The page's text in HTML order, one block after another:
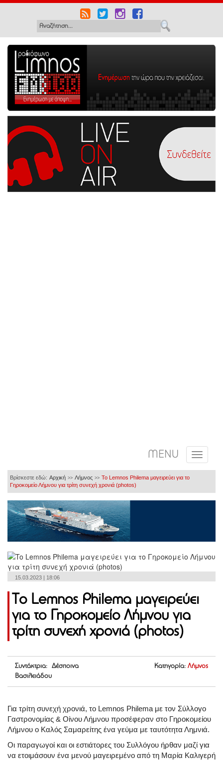
MENU
Βρίσκεστε εδώ: Αρχική >> Λήμνος >> To Lemnos Philema μαγειρεύει για το
Γηροκομείο Λήμνου για τρίτη συνεχή χρονιά (photos)
15.03.2023 | 18:06
To Lemnos Philema μαγειρεύει
για το Γηροκομείο Λήμνου για
τρίτη συνεχή χρονιά (photos)
Συντάκτρια: Δέσποινα
Βασιλειάδου
Κατηγορία: Λήμνος
Για τρίτη συνεχή χρονιά, τo Lemnos Philema με τον Σύλλογο
Γαστρονομίας & Οίνου Λήμνου προσέφεραν στο Γηροκομείου
Λήμνου ο Καλός Σαμαρείτης ένα γεύμα με ταυτότητα Λημνιά.
Οι παραγωγοί και οι εστιάτορες του Συλλόγου ήρθαν μαζί για
να ετοιμάσουν ένα μενού μαγειρεμένο από τη Μαρία Καλιγερή